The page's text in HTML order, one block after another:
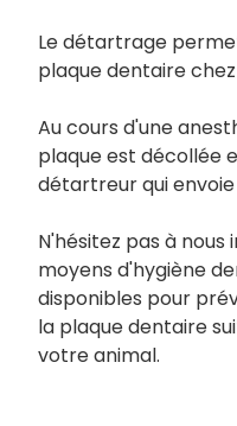
Le détartrage
plaque dentaire
Au cours d'une
plaque est décollée
détartreur qui
N'hésitez pas à
moyens d'hygiène
disponibles pour
la plaque dentaire
votre animal.